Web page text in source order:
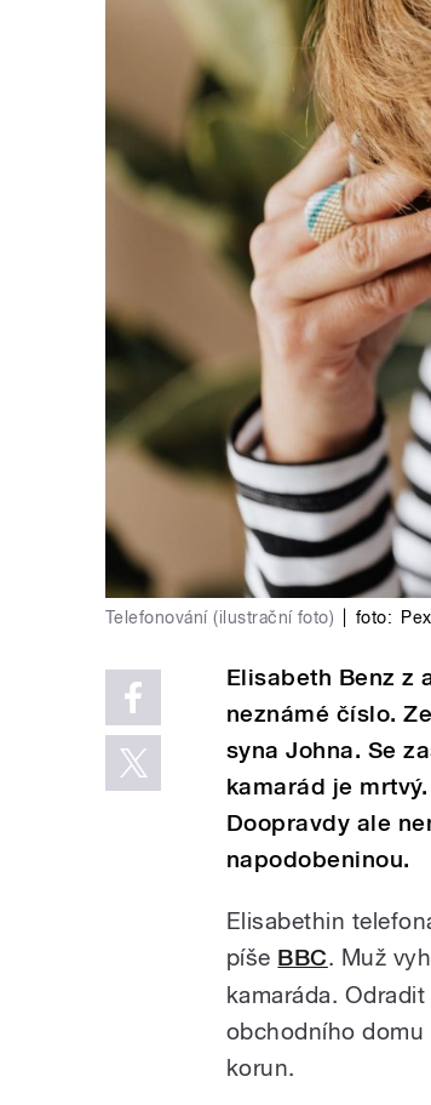
Telefonování (ilustrační foto) foto:
Elisabeth Benz z
neznámé číslo.
syna Johna. Se
kamarád je
Doopravdy ale
napodobeninou.
Elisabethin
píše BBC. Muž
kamaráda.
obchodního
korun.